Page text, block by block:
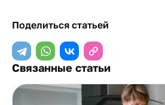
Поделиться статьей
Связанные статьи